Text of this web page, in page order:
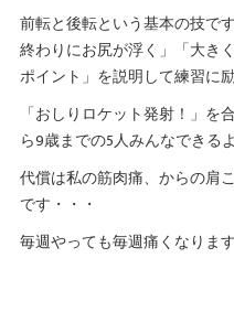
前転と後転という基本の技で
終わりにお尻が浮く」「大き
ポイント」を説明して練習に
「おしりロケット発射！」
ら9歳までの5人みんなできる
代償は私の筋肉痛、からの肩
です・・・
毎週やっても毎週痛くなりま